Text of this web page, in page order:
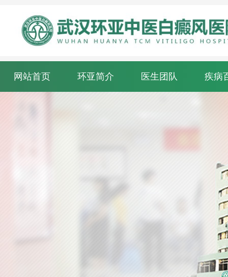
网站首页 环亚简介 医生团队 疾病